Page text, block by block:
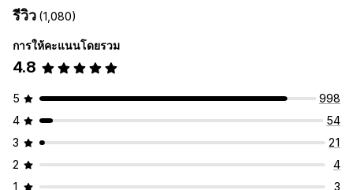
รีวิว (1,080)
การให้คะแนนโดยรวม
4.8
5
998
4
54
3
21
2
4
1
3